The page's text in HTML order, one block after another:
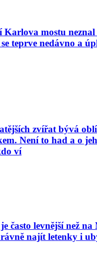
Karlova mostu neznal
teprve nedávno a
zvířat bývá
Není to had a o
ví
často levnější než na
najít letenky i